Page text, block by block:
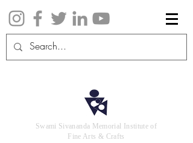
Swami Sivananda Memorial Institute of
Fine Arts & Crafts